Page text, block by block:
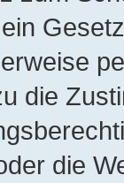
die
die